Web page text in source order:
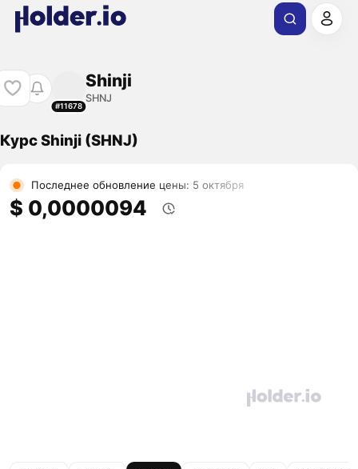
#11678
Shinji
SHNJ
Курс Shinji (SHNJ)
Последнее обновление цены: 5 октября
$ 0,0000094